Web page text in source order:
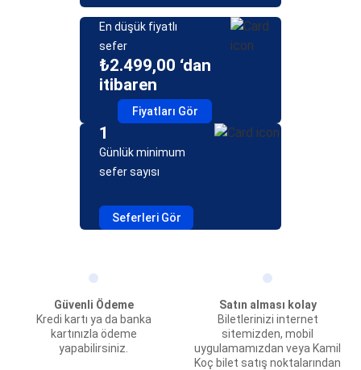
En düşük fiyatlı
sefer
₺2.499,00 ‘dan
itibaren
Fiyatları Gör
1
Günlük minimum
sefer sayısı
Seferleri Gör
Güvenli Ödeme
Kredi kartı ya da banka
kartınızla ödeme
yapabilirsiniz.
Satın alması kolay
Biletlerinizi internet
sitemizden, mobil
uygulamamızdan veya Kamil
Koç bilet satış noktalarından